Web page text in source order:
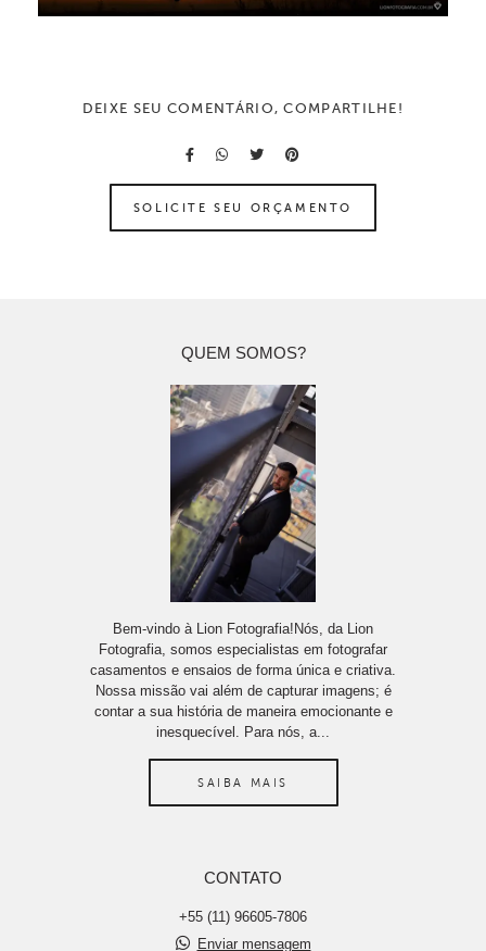
DEIXE SEU COMENTÁRIO, COMPARTILHE!
SOLICITE SEU ORÇAMENTO
QUEM SOMOS?
Bem-vindo à Lion Fotografia!Nós, da Lion
Fotografia, somos especialistas em fotografar
casamentos e ensaios de forma única e criativa.
Nossa missão vai além de capturar imagens; é
contar a sua história de maneira emocionante e
inesquecível. Para nós, a...
SAIBA MAIS
CONTATO
+55 (11) 96605-7806
Enviar mensagem